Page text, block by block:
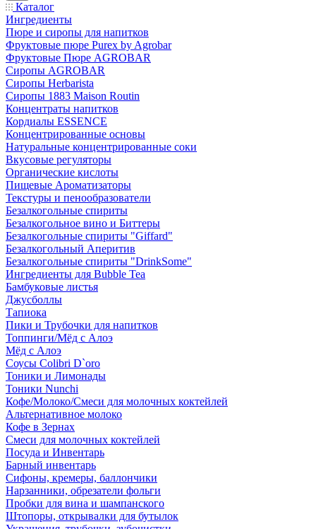
Каталог
Ингредиенты
Пюре и сиропы для напитков
Фруктовые пюре Purex by Agrobar
Фруктовые Пюре AGROBAR
Сиропы AGROBAR
Сиропы Herbarista
Сиропы 1883 Maison Routin
Концентраты напитков
Кордиалы ESSENCE
Концентрированные основы
Натуральные концентрированные соки
Вкусовые регуляторы
Органические кислоты
Пищевые Ароматизаторы
Текстуры и пенообразователи
Безалкогольные спириты
Безалкогольное вино и Биттеры
Безалкогольные спириты "Giffard"
Безалкогольный Аперитив
Безалкогольные спириты "DrinkSome"
Ингредиенты для Bubble Tea
Бамбуковые листья
Джусболлы
Тапиока
Пики и Трубочки для напитков
Топпинги/Мёд с Алоэ
Мёд с Алоэ
Соусы Colibri D`oro
Тоники и Лимонады
Тоники Nunchi
Кофе/Молоко/Смеси для молочных коктейлей
Альтернативное молоко
Кофе в Зернах
Смеси для молочных коктейлей
Посуда и Инвентарь
Барный инвентарь
Сифоны, кремеры, баллончики
Нарзанники, обрезатели фольги
Пробки для вина и шампанского
Штопоры, открывалки для бутылок